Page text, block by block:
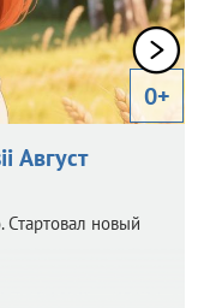
0+
Август
Стартовал новый